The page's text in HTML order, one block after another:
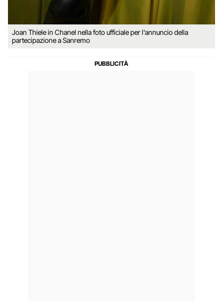
Joan Thiele in Chanel nella foto ufficiale per l'annuncio della
partecipazione a Sanremo